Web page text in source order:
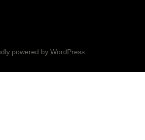
powered by WordPress